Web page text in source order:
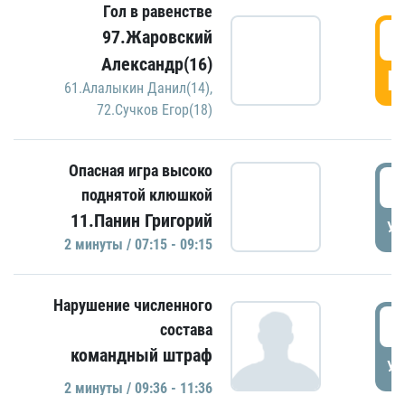
Гол в равенстве
97.Жаровский
Александр(16)
61.Алалыкин Данил(14),
72.Сучков Егор(18)
Опасная игра высоко
поднятой клюшкой
11.Панин Григорий
2 минуты / 07:15 - 09:15
Нарушение численного
состава
командный штраф
2 минуты / 09:36 - 11:36